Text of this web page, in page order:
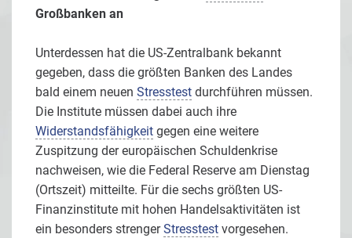
Großbanken an
Unterdessen hat die US-Zentralbank bekannt
gegeben, dass die größten Banken des Landes
bald einem neuen Stresstest durchführen müssen.
Die Institute müssen dabei auch ihre
Widerstandsfähigkeit gegen eine weitere
Zuspitzung der europäischen Schuldenkrise
nachweisen, wie die Federal Reserve am Dienstag
(Ortszeit) mitteilte. Für die sechs größten US-
Finanzinstitute mit hohen Handelsaktivitäten ist
ein besonders strengerStresstest vorgesehen.